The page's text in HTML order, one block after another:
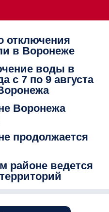
отключения
в Воронеже
воды в
с 7 по 9 августа
Воронежа
продолжается
районе ведется